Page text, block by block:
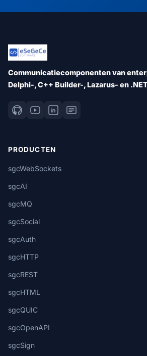
Communicatiecomponenten van
Delphi-, C++ Builder-, Lazarus- en
PRODUCTEN
sgcWebSockets
sgcAI
sgcMQ
sgcSocial
sgcAuth
sgcHTTP
sgcREST
sgcHTML
sgcQUIC
sgcOpenAPI
sgcSign